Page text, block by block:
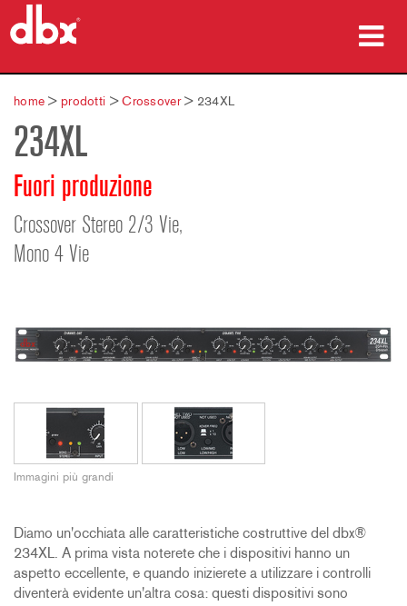
prodotti
Casi di studio
dove acquistare
formazione
supporto
Lingua/Regione
home >prodotti >Crossover> 234XL
234XL
Fuori produzione
Crossover Stereo 2/3 Vie,
Mono 4 Vie
Immagini più grandi
Diamo un'occhiata alle caratteristiche costruttive del dbx®
234XL. A prima vista noterete che i dispositivi hanno un
aspetto eccellente, e quando inizierete a utilizzare i controlli
diventerà evidente un'altra cosa: questi dispositivi sono